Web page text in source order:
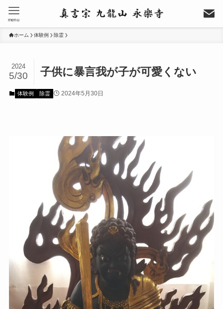
menu
ホーム 体験例 除霊
子供に暴言我が子が可愛くない
2024
5/30
体験例 除霊 2024年5月30日